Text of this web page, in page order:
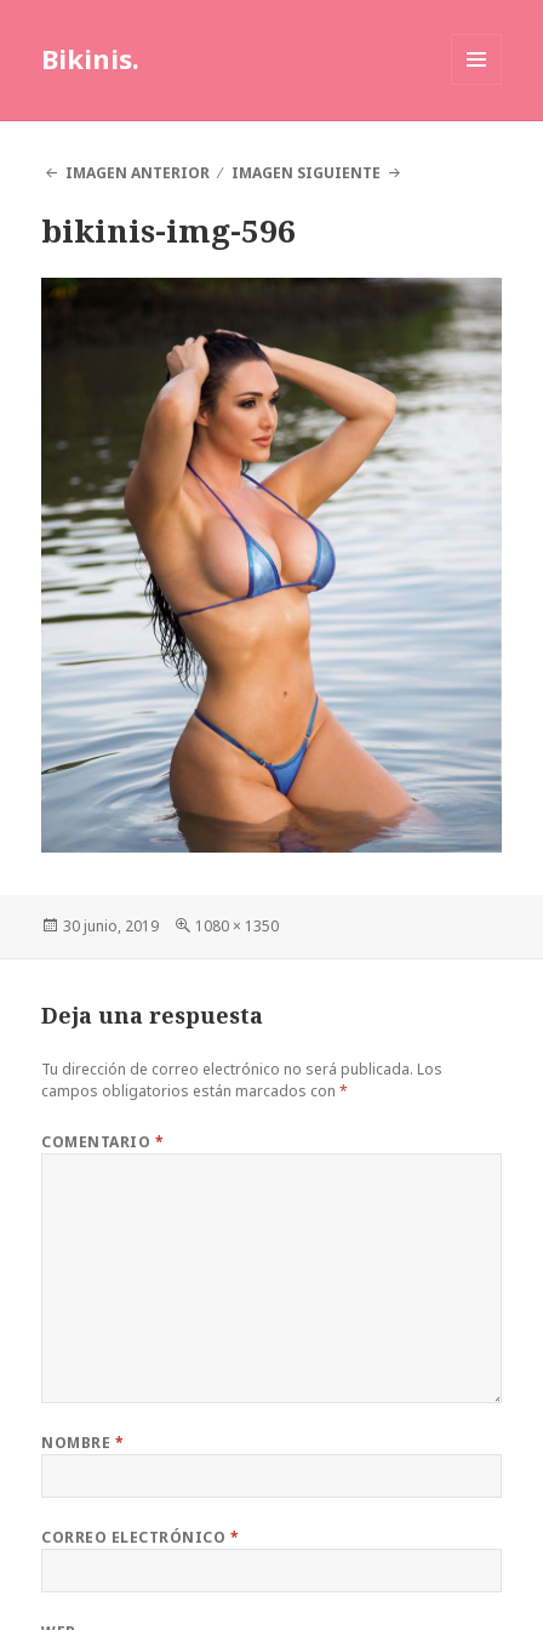
Bikinis.
IMAGEN ANTERIOR
IMAGEN SIGUIENTE
bikinis-img-596
Publicado
30 junio, 2019
Tamaño
1080 × 1350
Deja una respuesta
Tu dirección de correo electrónico no será publicada. Los
campos obligatorios están marcados con*
COMENTARIO *
NOMBRE *
CORREO ELECTRÓNICO *